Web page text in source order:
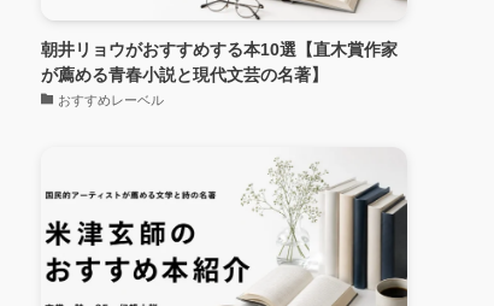
朝井リョウがおすすめする本10選【直木賞作家
が薦める青春小説と現代文芸の名著】
おすすめレーベル